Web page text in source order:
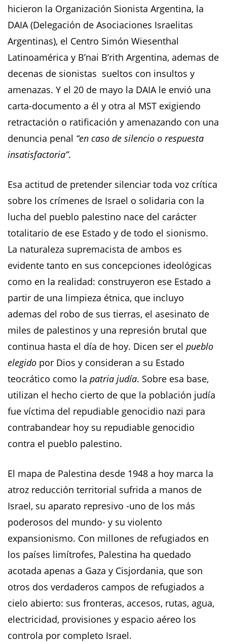
hicieron la Organización Sionista Argentina, la
DAIA (Delegación de Asociaciones Israelitas
Argentinas), el Centro Simón Wiesenthal
Latinoamérica y B’nai B’rith Argentina, ademas de
decenas de sionistas sueltos con insultos y
amenazas. Y el 20 de mayo la DAIA le envió una
carta-documento a él y otra al MST exigiendo
retractación o ratificación y amenazando con una
denuncia penal “en caso de silencio o respuesta
insatisfactoria”.
Esa actitud de pretender silenciar toda voz crítica
sobre los crímenes de Israel o solidaria con la
lucha del pueblo palestino nace del carácter
totalitario de ese Estado y de todo el sionismo.
La naturaleza supremacista de ambos es
evidente tanto en sus concepciones ideológicas
como en la realidad: construyeron ese Estado a
partir de una limpieza étnica, que incluyo
ademas del robo de sus tierras, el asesinato de
miles de palestinos y una represión brutal que
continua hasta el día de hoy. Dicen ser el pueblo
elegido por Dios y consideran a su Estado
teocrático como la patria judía. Sobre esa base,
utilizan el hecho cierto de que la población judía
fue víctima del repudiable genocidio nazi para
contrabandear hoy su repudiable genocidio
contra el pueblo palestino.
El mapa de Palestina desde 1948 a hoy marca la
atroz reducción territorial sufrida a manos de
Israel, su aparato represivo -uno de los más
poderosos del mundo- y su violento
expansionismo. Con millones de refugiados en
los países limítrofes, Palestina ha quedado
acotada apenas a Gaza y Cisjordania, que son
otros dos verdaderos campos de refugiados a
cielo abierto: sus fronteras, accesos, rutas, agua,
electricidad, provisiones y espacio aéreo los
controla por completo Israel.